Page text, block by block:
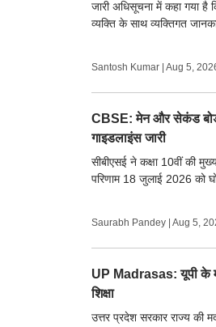
जारी अधिसूचना में कहा गया है
व्यक्ति के साथ व्यक्तिगत
Santosh Kumar Aug 5,
CBSE: मेन और सेकंड
गाइडलाइंस जारी
सीबीएसई ने कक्षा 10वीं की
परिणाम 18 जुलाई 2026 को
Saurabh Pandey Aug 5,
UP Madrasas: यूपी के
शिक्षा
उत्तर प्रदेश सरकार राज्य की